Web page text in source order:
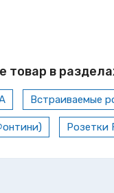
товар в
Встраиваемые
Розетки